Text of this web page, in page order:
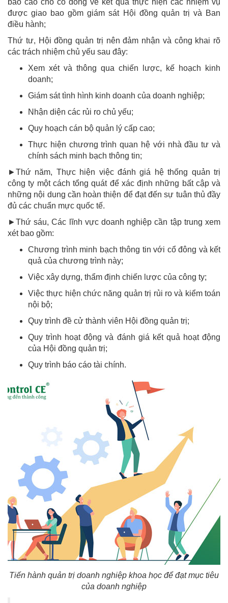
báo cáo cho cổ đông về kết quả thực hiện các nhiệm vụ
được giao bao gồm giám sát Hội đồng quản trị và Ban
điều hành;
Thứ tư, Hội đồng quản trị nên đảm nhận và công khai rõ
các trách nhiệm chủ yếu sau đây:
Xem xét và thông qua chiến lược, kế hoạch kinh
doanh;
Giám sát tình hình kinh doanh của doanh nghiệp;
Nhận diện các rủi ro chủ yếu;
Quy hoạch cán bộ quản lý cấp cao;
Thực hiện chương trình quan hệ với nhà đầu tư và
chính sách minh bạch thông tin;
►Thứ năm, Thực hiện việc đánh giá hệ thống quản trị
công ty một cách tổng quát để xác định những bất cập và
những nội dung cần hoàn thiện để đạt đến sự tuân thủ đầy
đủ các chuẩn mực quốc tế.
►Thứ sáu, Các lĩnh vực doanh nghiệp cần tập trung xem
xét bao gồm:
Chương trình minh bạch thông tin với cổ đông và kết
quả của chương trình này;
Việc xây dựng, thẩm định chiến lược của công ty;
Việc thực hiện chức năng quản trị rủi ro và kiểm toán
nội bộ;
Quy trình đề cử thành viên Hội đồng quản trị;
Quy trình hoạt động và đánh giá kết quả hoạt động
của Hội đồng quản trị;
Quy trình báo cáo tài chính.
Tiến hành quản trị doanh nghiệp khoa học để đạt mục tiêu
của doanh nghiệp